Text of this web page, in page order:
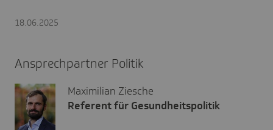
18.06.2025
Ansprechpartner Politik
Maximilian Ziesche
Referent für Gesundheitspolitik